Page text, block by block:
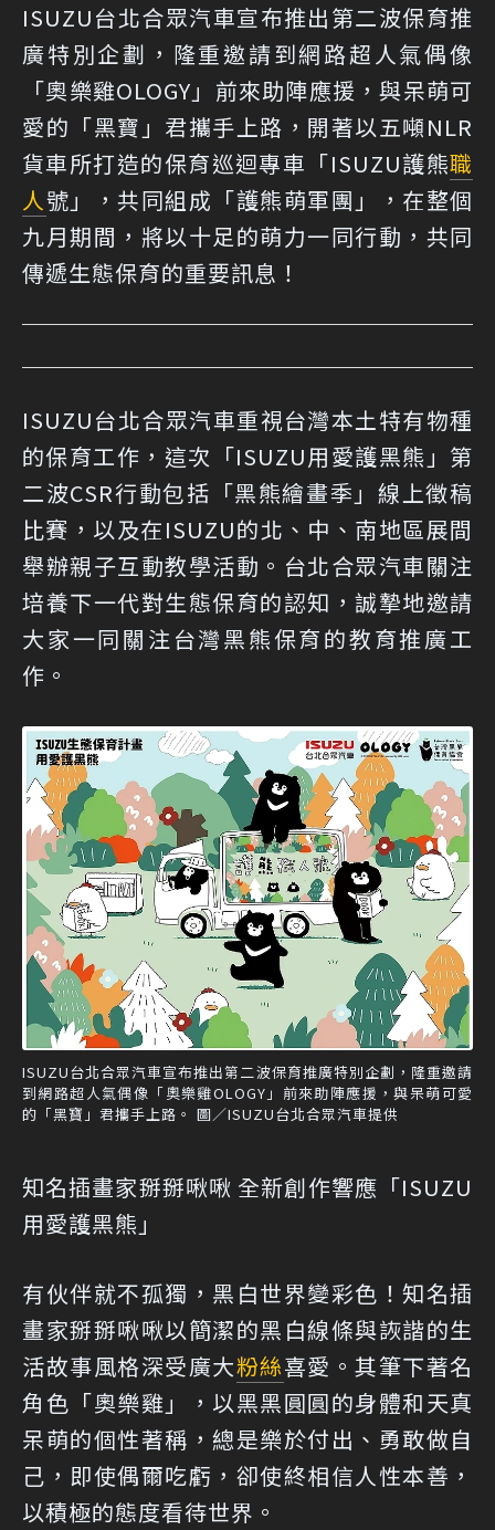
ISUZU台北合眾汽車宣布推出第二波保育推
廣特別企劃，隆重邀請到網路超人氣偶像
「奧樂雞OLOGY」前來助陣應援，與呆萌可
愛的「黑寶」君攜手上路，開著以五噸NLR
貨車所打造的保育巡迴專車「ISUZU護熊職
人號」，共同組成「護熊萌軍團」，在整個
九月期間，將以十足的萌力一同行動，共同
傳遞生態保育的重要訊息！
ISUZU台北合眾汽車重視台灣本土特有物種
的保育工作，這次「ISUZU用愛護黑熊」第
二波CSR行動包括「黑熊繪畫季」線上徵稿
比賽，以及在ISUZU的北、中、南地區展間
舉辦親子互動教學活動。台北合眾汽車關注
培養下一代對生態保育的認知，誠摯地邀請
大家一同關注台灣黑熊保育的教育推廣工
作。
ISUZU台北合眾汽車宣布推出第二波保育推廣特別企劃，隆重邀請
到網路超人氣偶像「奧樂雞OLOGY」前來助陣應援，與呆萌可愛
的「黑寶」君攜手上路。 圖／ISUZU台北合眾汽車提供
知名插畫家掰掰啾啾 全新創作響應「ISUZU
用愛護黑熊」
有伙伴就不孤獨，黑白世界變彩色！知名插
畫家掰掰啾啾以簡潔的黑白線條與詼諧的生
活故事風格深受廣大粉絲喜愛。其筆下著名
角色「奧樂雞」，以黑黑圓圓的身體和天真
呆萌的個性著稱，總是樂於付出、勇敢做自
己，即使偶爾吃虧，卻使終相信人性本善，
以積極的態度看待世界。